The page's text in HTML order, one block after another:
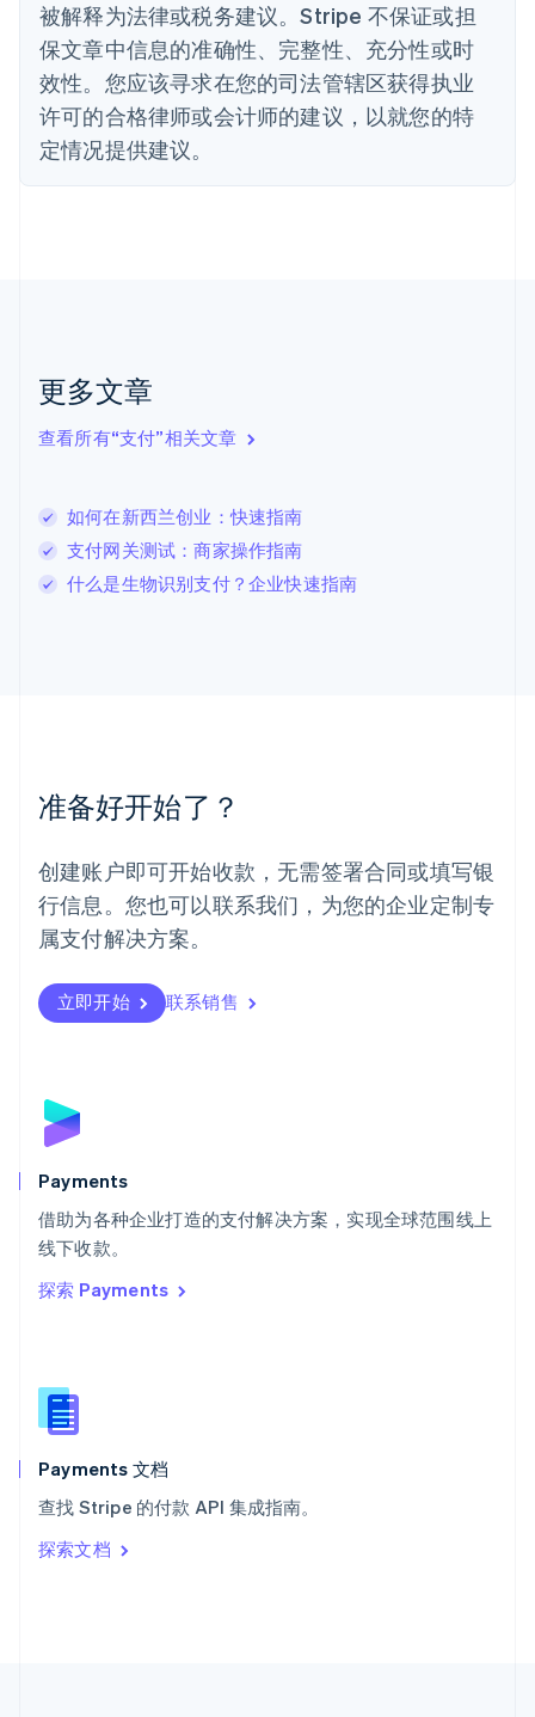
被解释为法律或税务建议。Stripe 不保证或担
保文章中信息的准确性、完整性、充分性或时
效性。您应该寻求在您的司法管辖区获得执业
许可的合格律师或会计师的建议，以就您的特
定情况提供建议。
更多文章
查看所有“支付”相关文章
如何在新西兰创业：快速指南
支付网关测试：商家操作指南
什么是生物识别支付？企业快速指南
准备好开始了？
创建账户即可开始收款，无需签署合同或填写银
行信息。您也可以联系我们，为您的企业定制专
属支付解决方案。
立即开始 联系销售
Payments
借助为各种企业打造的支付解决方案，实现全球范围线上
线下收款。
探索 Payments
Payments 文档
查找 Stripe 的付款 API 集成指南。
探索文档
德国
DeutschEnglish
法国
FrançaisEnglish
芬兰
EnglishSvenska
English
English
卢森堡
罗马尼亚
English
挪威
葡萄牙
Português English
日本
日本語English
瑞典
瑞士
DeutschFrançais
English
斯洛文尼亚
泰国
ไทยEnglish
希腊
English
西班牙
新西兰
English
匈牙利
English
ItalianoEnglish
印度
English